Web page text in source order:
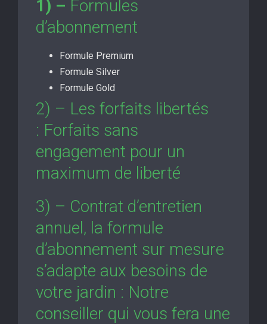
1) – Formules
d’abonnement
Formule Premium
Formule Silver
Formule Gold
2) – Les forfaits libertés
: Forfaits sans
engagement pour un
maximum de liberté
3) – Contrat d’entretien
annuel, la formule
d’abonnement sur mesure
s’adapte aux besoins de
votre jardin : Notre
conseiller qui vous fera une